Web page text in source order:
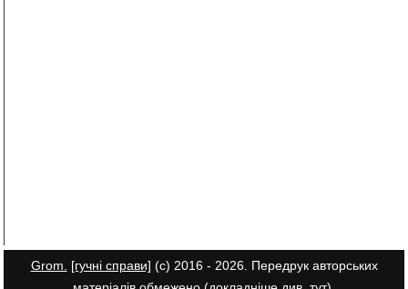
Grom. [гучні справи] (с) 2016 - 2026. Передрук авторських